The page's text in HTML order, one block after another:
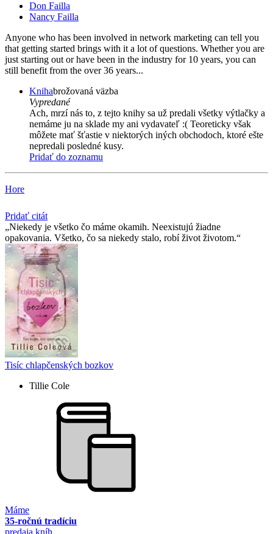
Don Failla
Nancy Failla
Anyone who has been involved in network marketing can tell you
that getting started brings with it a lot of questions. Whether you are
just starting out or have been in the industry for 10 years, you can
still benefit from the over 36 years...
Knihabrožovaná väzba
Vypredané
Ach, mrzí nás to, z tejto knihy sa už predali všetky výtlačky a
nemáme ju na sklade my ani vydavateľ :( Teoreticky však
môžete mať šťastie v niektorých iných obchodoch, ktoré ešte
nepredali posledné kusy.
Pridať do zoznamu
Hore
Pridať citát
Niekedy je všetko čo máme okamih. Neexistujú žiadne
opakovania. Všetko, čo sa niekedy stalo, robí život životom.
Tisíc chlapčenských bozkov
Tillie Cole
Máme
35-ročnú tradíciu